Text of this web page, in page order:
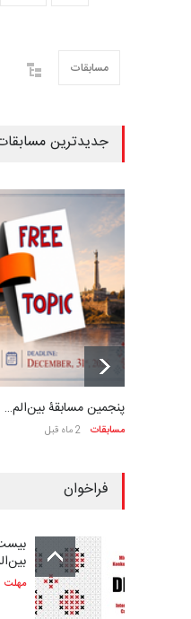
مسابقات
جدیدترین
پنجمین مسابقۀ بین‌الم…
مسابقات 2 ماه قبل
فراخوان
مهلت